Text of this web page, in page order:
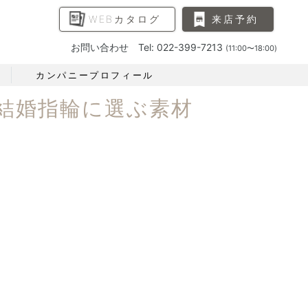
WEBカタログ 来店予約
お問い合わせ Tel: 022-399-7213 (11:00〜18:00)
カンパニープロフィール
指輪に選ぶ素材